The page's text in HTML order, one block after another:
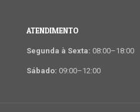
ATENDIMENTO
Segunda à Sexta: 08:00–18:00
Sábado: 09:00–12:00